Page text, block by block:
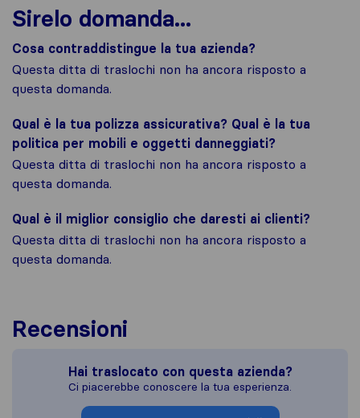
Sirelo domanda...
Cosa contraddistingue la tua azienda?
Questa ditta di traslochi non ha ancora risposto a
questa domanda.
Qual è la tua polizza assicurativa? Qual è la tua
politica per mobili e oggetti danneggiati?
Questa ditta di traslochi non ha ancora risposto a
questa domanda.
Qual è il miglior consiglio che daresti ai clienti?
Questa ditta di traslochi non ha ancora risposto a
questa domanda.
Recensioni
Hai traslocato con questa azienda?
Ci piacerebbe conoscere la tua esperienza.